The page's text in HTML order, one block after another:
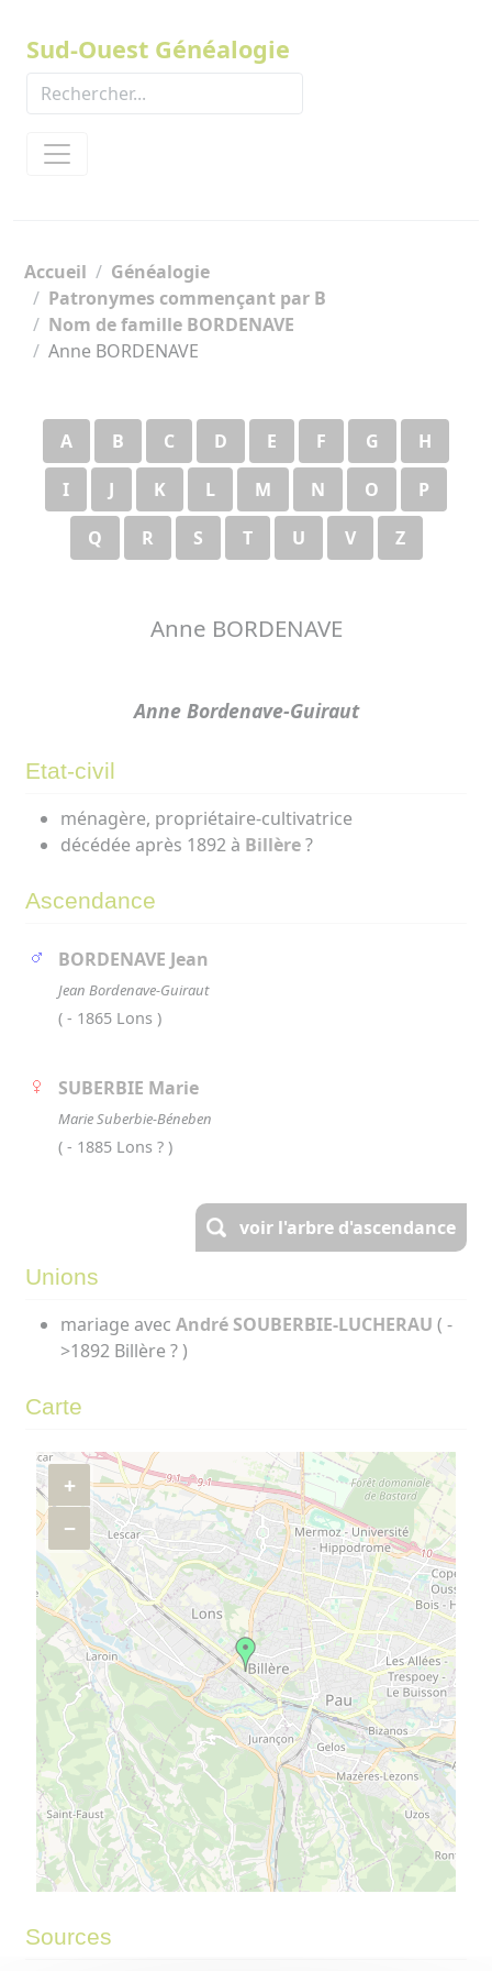
Sud-Ouest Généalogie
Accueil
Généalogie
Patronymes commençant par B
Nom de famille BORDENAVE
Anne BORDENAVE
A B C D E F G
H
I
J K L M N O
P
Q
R S T U V Z
Anne BORDENAVE
Anne Bordenave-Guiraut
Etat-civil
ménagère, propriétaire-cultivatrice
décédée après 1892 à Billère?
Ascendance
BORDENAVE Jean
Jean Bordenave-Guiraut
( - 1865 Lons )
SUBERBIE Marie
Marie Suberbie-Béneben
( - 1885 Lons ? )
voir l'arbre d'ascendance
Unions
mariage avec André SOUBERBIE-LUCHERAU ( -
>1892 Billère ? )
Carte
+
−
Sources